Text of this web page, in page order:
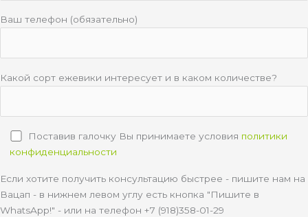
Ваш телефон (обязательно)
Какой сорт ежевики интересует и в каком количестве?
Поставив галочку Вы принимаете условия политики
конфиденциальности
Если хотите получить консультацию быстрее - пишите нам на
Вацап - в нижнем левом углу есть кнопка "Пишите в
WhatsApp!" - или на телефон +7 (918)358-01-29